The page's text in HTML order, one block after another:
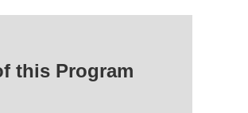
this Program